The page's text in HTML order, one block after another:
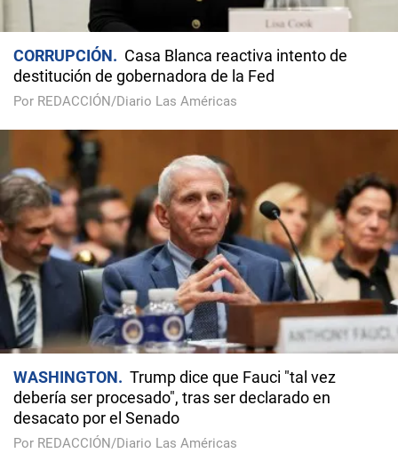
CORRUPCIÓN
Casa Blanca reactiva intento de
destitución de gobernadora de la Fed
Por REDACCIÓN/Diario Las Américas
WASHINGTON
Trump dice que Fauci "tal vez
debería ser procesado", tras ser declarado en
desacato por el Senado
Por REDACCIÓN/Diario Las Américas